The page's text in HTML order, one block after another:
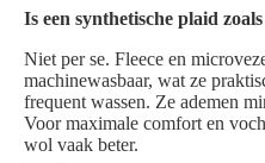
Is een synthetische plaid
Niet per se. Fleece en
machinewasbaar, wat ze
frequent wassen. Ze ademen
Voor maximale comfort en
wol vaak beter.